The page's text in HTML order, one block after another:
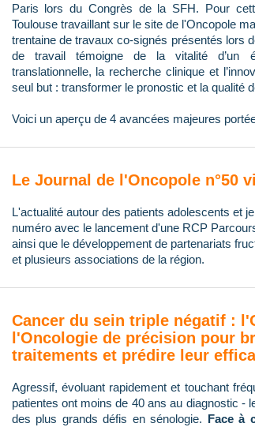
Paris lors du Congrès de la SFH. Pour
Toulouse travaillant sur le site de l'Oncopole
trentaine de travaux co-signés présentés lors
de travail témoigne de la vitalité d’un
translationnelle, la recherche clinique et
seul but : transformer le pronostic et la qualité
Voici un aperçu de 4 avancées majeures
Le Journal de l'Oncopole n°50
L'actualité autour des patients adolescents et
numéro avec le lancement d'une RCP
ainsi que le développement de partenariats
et plusieurs associations de la région.
Cancer du sein triple négatif :
l'Oncologie de précision pour
traitements et prédire leur
Agressif, évoluant rapidement et touchant
patientes ont moins de 40 ans au diagnostic -
des plus grands défis en sénologie. Face à